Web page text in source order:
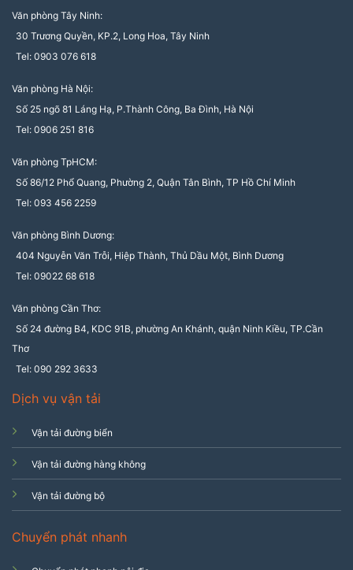
Văn phòng Tây Ninh:
30 Trương Quyền, KP.2, Long Hoa, Tây Ninh
Tel: 0903 076 618
Văn phòng Hà Nội:
Số 25 ngõ 81 Láng Hạ, P.Thành Công, Ba Đình, Hà Nội
Tel: 0906 251 816
Văn phòng TpHCM:
Số 86/12 Phổ Quang, Phường 2, Quận Tân Bình, TP Hồ Chí Minh
Tel: 093 456 2259
Văn phòng Bình Dương:
404 Nguyễn Văn Trỗi, Hiệp Thành, Thủ Dầu Một, Bình Dương
Tel: 09022 68 618
Văn phòng Cần Thơ:
Số 24 đường B4, KDC 91B, phường An Khánh, quận Ninh Kiều, TP.Cần
Thơ
Tel: 090 292 3633
Dịch vụ vận tải
Vận tải đường biển
Vận tải đường hàng không
Vận tải đường bộ
Chuyển phát nhanh